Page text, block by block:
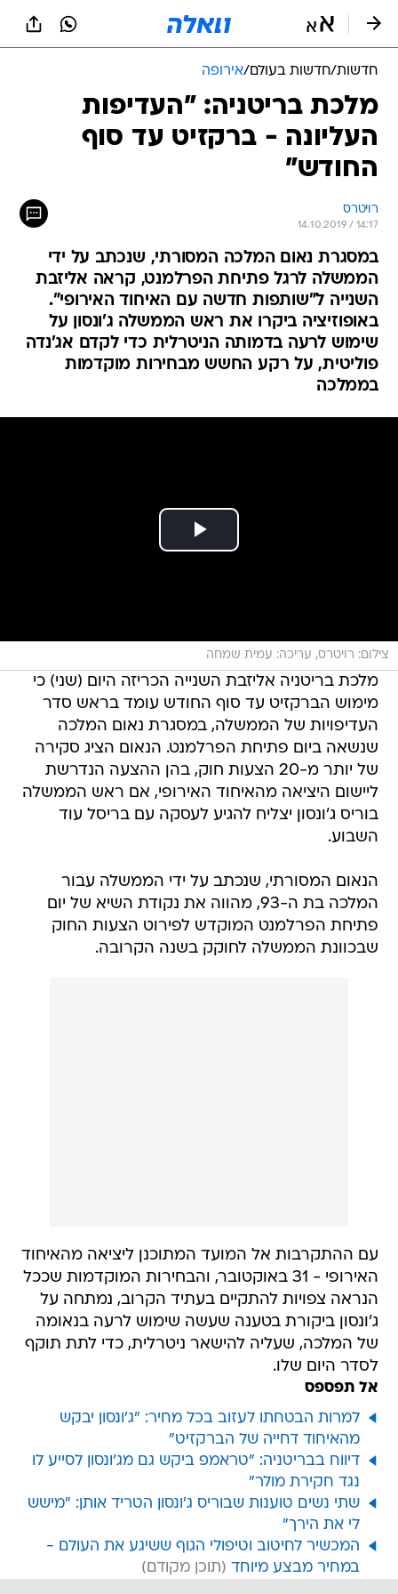
חדשות/חדשות בעולם/אירופה
מלכת בריטניה: "העדיפות
העליונה - ברקזיט עד סוף
החודש"
רויטרס
14.10.2019 / 14:17
במסגרת נאום המלכה המסורתי, שנכתב על ידי
הממשלה לרגל פתיחת הפרלמנט, קראה אליזבת
השנייה ל"שותפות חדשה עם האיחוד האירופי".
באופוזיציה ביקרו את ראש הממשלה ג'ונסון על
שימוש לרעה בדמותה הניטרלית כדי לקדם אג'נדה
פוליטית, על רקע החשש מבחירות מוקדמות
בממלכה
צילום: רויטרס, עריכה: עמית שמחה
מלכת בריטניה אליזבת השנייה הכריזה היום (שני) כי
מימוש הברקזיט עד סוף החודש עומד בראש סדר
העדיפויות של הממשלה, במסגרת נאום המלכה
שנשאה ביום פתיחת הפרלמנט. הנאום הציג סקירה
של יותר מ-20 הצעות חוק, בהן ההצעה הנדרשת
ליישום היציאה מהאיחוד האירופי, אם ראש הממשלה
בוריס ג'ונסון יצליח להגיע לעסקה עם בריסל עוד
השבוע.
הנאום המסורתי, שנכתב על ידי הממשלה עבור
המלכה בת ה-93, מהווה את נקודת השיא של יום
פתיחת הפרלמנט המוקדש לפירוט הצעות החוק
שבכוונת הממשלה לחוקק בשנה הקרובה.
עם ההתקרבות אל המועד המתוכנן ליציאה מהאיחוד
האירופי - 31 באוקטובר, והבחירות המוקדמות שככל
הנראה צפויות להתקיים בעתיד הקרוב, נמתחה על
ג'ונסון ביקורת בטענה שעשה שימוש לרעה בנאומה
של המלכה, שעליה להישאר ניטרלית, כדי לתת תוקף
לסדר היום שלו.
אל תפספס
למרות הבטחתו לעזוב בכל מחיר: "ג'ונסון יבקש
מהאיחוד דחייה של הברקזיט"
דיווח בבריטניה: "טראמפ ביקש גם מג'ונסון לסייע לו
נגד חקירת מולר"
שתי נשים טוענות שבוריס ג'ונסון הטריד אותן: "מישש
לי את הירך"
המכשיר לחיטוב וטיפולי הגוף ששיגע את העולם -
במחיר מבצע מיוחד